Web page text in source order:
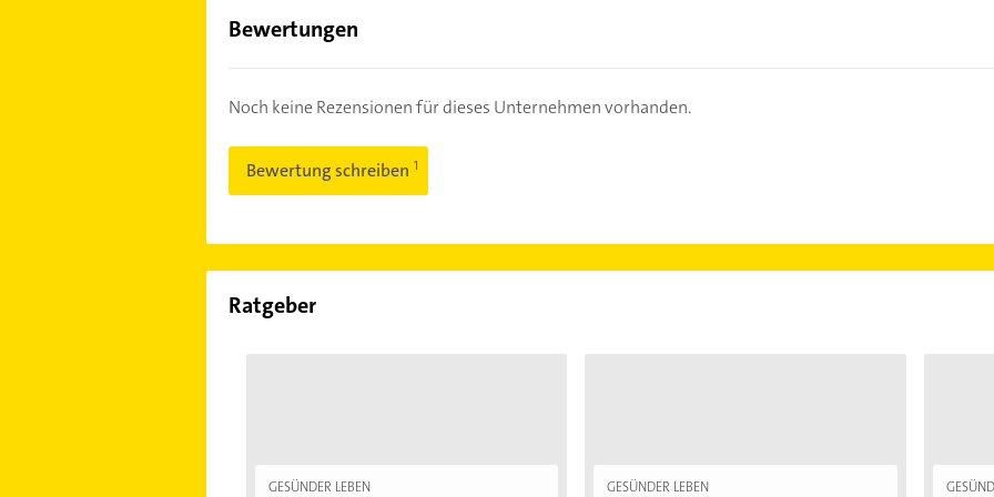
Bewertungen
Noch keine Rezensionen für dieses Unternehmen vorhanden.
Bewertung schreiben
Ratgeber
GESÜNDER LEBEN GESÜNDER LEBEN